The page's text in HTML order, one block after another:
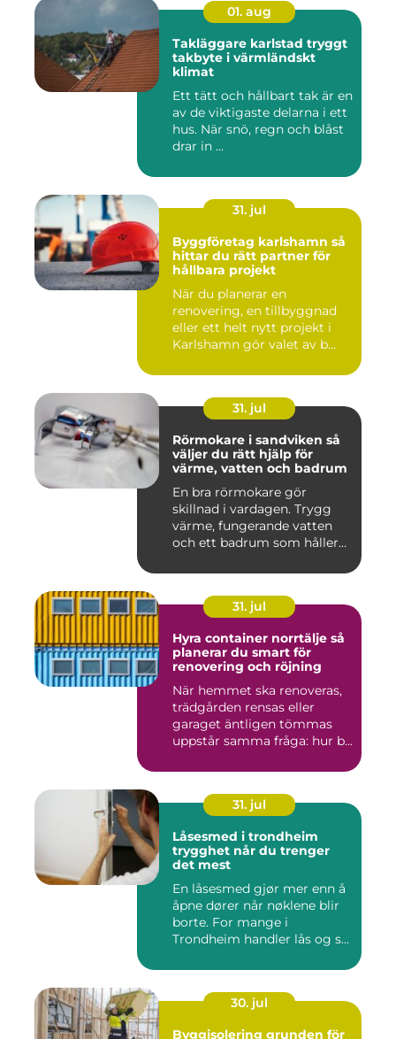
01. aug
Takläggare karlstad tryggt
takbyte i värmländskt
klimat
Ett tätt och hållbart tak är en
av de viktigaste delarna i ett
hus. När snö, regn och blåst
drar in ...
31. jul
Byggföretag karlshamn så
hittar du rätt partner för
hållbara projekt
När du planerar en
renovering, en tillbyggnad
eller ett helt nytt projekt i
Karlshamn gör valet av b...
31. jul
Rörmokare i sandviken så
väljer du rätt hjälp för
värme, vatten och badrum
En bra rörmokare gör
skillnad i vardagen. Trygg
värme, fungerande vatten
och ett badrum som håller
31. jul
Hyra container norrtälje så
planerar du smart för
renovering och röjning
När hemmet ska renoveras,
trädgården rensas eller
garaget äntligen tömmas
uppstår samma fråga: hur b...
31. jul
Låsesmed i trondheim
trygghet når du trenger
det mest
En låsesmed gjør mer enn å
åpne dører når nøklene blir
borte. For mange i
Trondheim handler lås og s...
30. jul
Byggisolering grunden för